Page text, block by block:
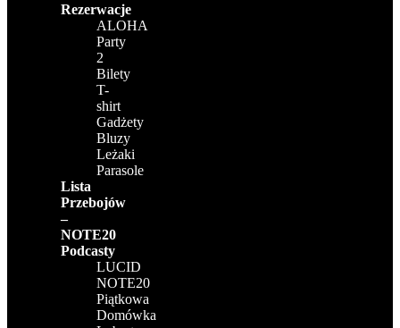
Rezerwacje
ALOHA
Party
2
Bilety
T-
shirt
Gadżety
Bluzy
Leżaki
Parasole
Lista
Przebojów
–
NOTE20
Podcasty
LUCID
NOTE20
Piątkowa
Domówka